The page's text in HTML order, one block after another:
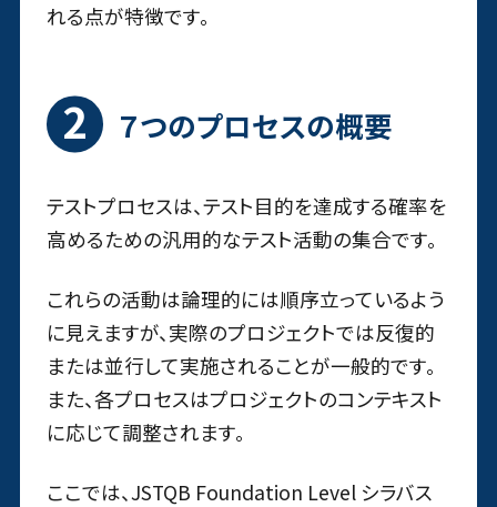
れる点が特徴です。
７つのプロセスの概要
テストプロセスは、テスト目的を達成する確率を
高めるための汎用的なテスト活動の集合です。
これらの活動は論理的には順序立っているよう
に見えますが、実際のプロジェクトでは反復的
または並行して実施されることが一般的です。
また、各プロセスはプロジェクトのコンテキスト
に応じて調整されます。
ここでは、JSTQB Foundation Level シラバス